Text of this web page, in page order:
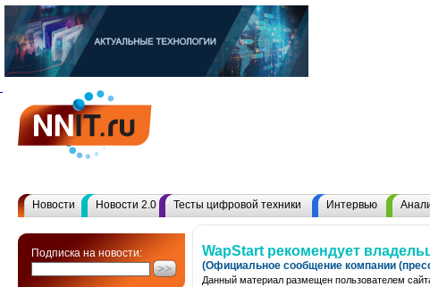
Новости Новости 2.0 Тесты цифровой техники Интервью
Подписка на новости: WapStart рекомендует
(Официальное сообщение компании
Данный материал размещен пользователем